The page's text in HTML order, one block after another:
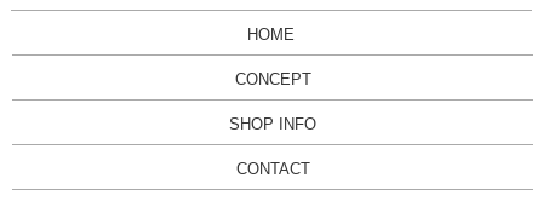
HOME
CONCEPT
SHOP INFO
CONTACT